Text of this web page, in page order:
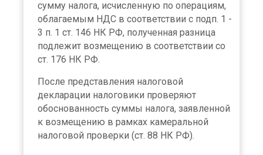
сумму налога, исчисленную по операциям,
облагаемым НДС в соответствии с подп. 1 -
3 п. 1 ст. 146 НК РФ, полученная разница
подлежит возмещению в соответствии со
ст. 176 НК РФ.
После представления налоговой
декларации налоговики проверяют
обоснованность суммы налога, заявленной
к возмещению в рамках камеральной
налоговой проверки (ст. 88 НК РФ).